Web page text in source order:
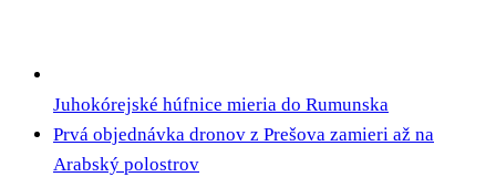
Juhokórejské húfnice mieria do Rumunska
Prvá objednávka dronov z Prešova zamieri až na
Arabský polostrov